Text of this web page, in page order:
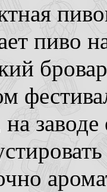
пиво
заводе